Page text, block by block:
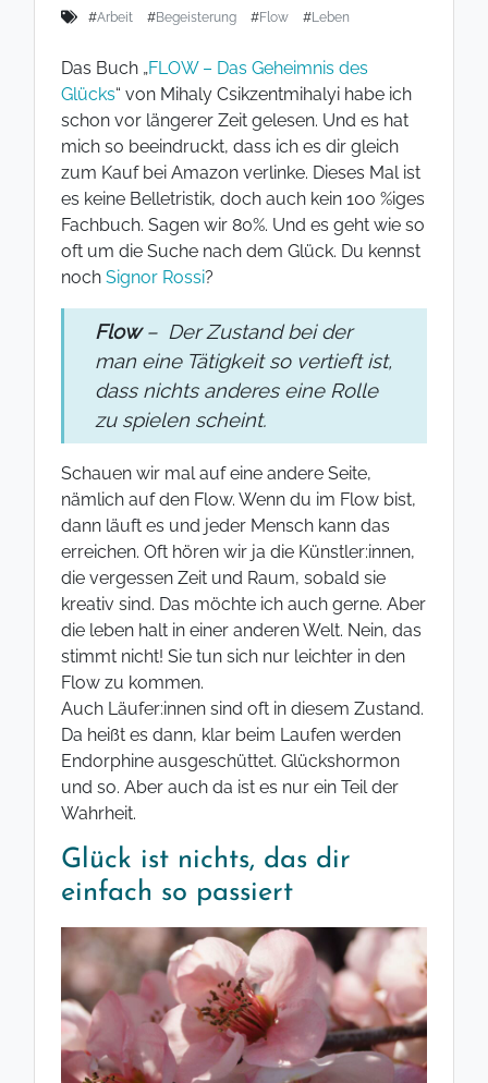
#Arbeit #Begeisterung #Flow #Leben
Das Buch „FLOW – Das Geheimnis des
Glücks“ von Mihaly Csikzentmihalyi habe ich
schon vor längerer Zeit gelesen. Und es hat
mich so beeindruckt, dass ich es dir gleich
zum Kauf bei Amazon verlinke. Dieses Mal ist
es keine Belletristik, doch auch kein 100 %iges
Fachbuch. Sagen wir 80%. Und es geht wie so
oft um die Suche nach dem Glück. Du kennst
noch Signor Rossi?
Flow– Der Zustand bei der
man eine Tätigkeit so vertieft ist,
dass nichts anderes eine Rolle
zu spielen scheint.
Schauen wir mal auf eine andere Seite,
nämlich auf den Flow. Wenn du im Flow bist,
dann läuft es und jeder Mensch kann das
erreichen. Oft hören wir ja die Künstler:innen,
die vergessen Zeit und Raum, sobald sie
kreativ sind. Das möchte ich auch gerne. Aber
die leben halt in einer anderen Welt. Nein, das
stimmt nicht! Sie tun sich nur leichter in den
Flow zu kommen.
Auch Läufer:innen sind oft in diesem Zustand.
Da heißt es dann, klar beim Laufen werden
Endorphine ausgeschüttet. Glückshormon
und so. Aber auch da ist es nur ein Teil der
Wahrheit.
Glück ist nichts, das dir
einfach so passiert